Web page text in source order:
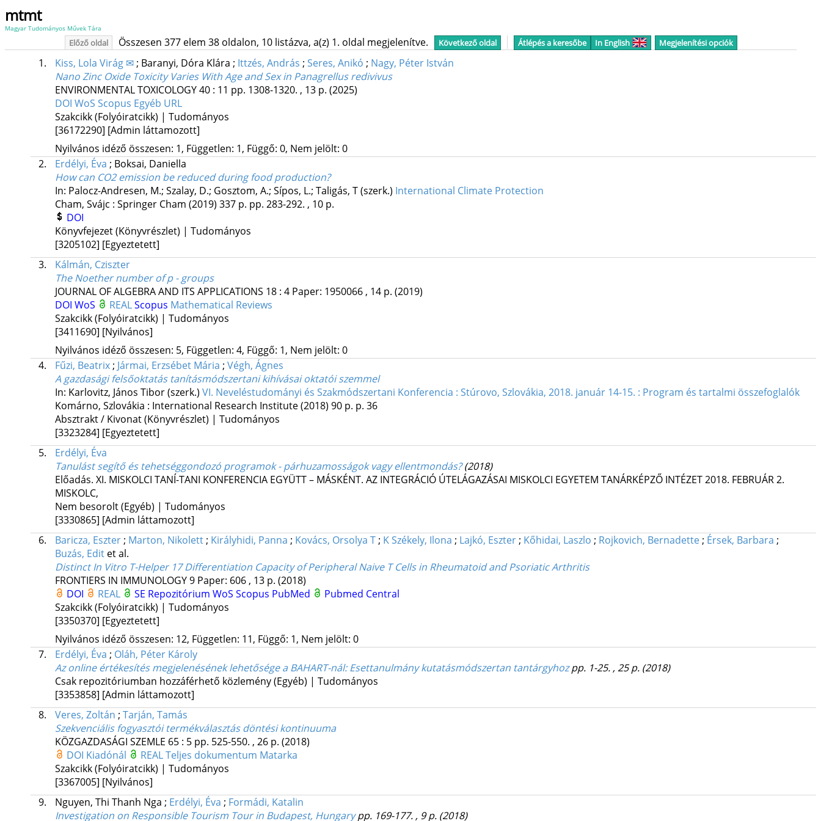
mtmt
Magyar Tudományos Művek Tára
Előző oldal Összesen 377 elem 38 oldalon, 10 listázva, a(z) 1. oldal megjelenítve. Következő oldal Átlépés a keresőbe In English Megjelenítési opciók
1. Kiss, Lola Virág ✉; Baranyi, Dóra Klára ; Ittzés, András ; Seres, Anikó ; Nagy, Péter István
Nano Zinc Oxide Toxicity Varies With Age and Sex in Panagrellus redivivus
ENVIRONMENTAL TOXICOLOGY40: 11 pp. 1308-1320. , 13 p. (2025)
DOI WoS Scopus Egyéb URL
Szakcikk (Folyóiratcikk) | Tudományos
[36172290] [Admin láttamozott]
Nyilvános idéző összesen: 1, Független: 1, Függő: 0, Nem jelölt: 0
2.
Erdélyi, Éva ; Boksai, Daniella
How can CO2 emission be reduced during food production?
In: Palocz-Andresen, M.; Szalay, D.; Gosztom, A.; Sípos, L.; Taligás, T (szerk.) International Climate Protection
Cham, Svájc : Springer Cham (2019) 337 p. pp. 283-292. , 10 p.
DOI
Könyvfejezet (Könyvrészlet) | Tudományos
[3205102] [Egyeztetett]
3.
Kálmán, Cziszter
The Noether number of p - groups
JOURNAL OF ALGEBRA AND ITS APPLICATIONS 18: 4 Paper: 1950066 , 14 p. (2019)
DOI WoS REALScopus Mathematical Reviews
Szakcikk (Folyóiratcikk) | Tudományos
[3411690] [Nyilvános]
Nyilvános idéző összesen: 5, Független: 4, Függő: 1, Nem jelölt: 0
4.
Fűzi, Beatrix; Jármai, Erzsébet Mária ; Végh, Ágnes
A gazdasági felsőoktatás tanításmódszertani kihívásai oktatói szemmel
In: Karlovitz, János Tibor (szerk.) VI. Neveléstudományi és Szakmódszertani Konferencia : Stúrovo, Szlovákia, 2018. január 14-15. : Program és tartalmi összefoglalók
Komárno, Szlovákia : International Research Institute(2018) 90 p. p. 36
Absztrakt / Kivonat (Könyvrészlet) | Tudományos
[3323284] [Egyeztetett]
5.
Erdélyi, Éva
Tanulást segítő és tehetséggondozó programok - párhuzamosságok vagy ellentmondás? (2018)
Előadás. XI. MISKOLCI TANÍ-TANI KONFERENCIA EGYÜTT – MÁSKÉNT. AZ INTEGRÁCIÓ ÚTELÁGAZÁSAI MISKOLCI EGYETEM TANÁRKÉPZŐ INTÉZET 2018. FEBRUÁR 2.
MISKOLC,
Nem besorolt (Egyéb) | Tudományos
[3330865] [Admin láttamozott]
6.
Baricza, Eszter; Marton, Nikolett; Királyhidi, Panna ; Kovács, Orsolya T; K Székely, Ilona ; Lajkó, Eszter; Kőhidai, Laszlo ; Rojkovich, Bernadette; Érsek, Barbara ;
Buzás, Edit et al.
Distinct In Vitro T-Helper 17 Differentiation Capacity of Peripheral Naive T Cells in Rheumatoid and Psoriatic Arthritis
FRONTIERS IN IMMUNOLOGY9 Paper: 606 , 13 p. (2018)
DOI
REAL SE Repozitórium WoS Scopus PubMed
Pubmed Central
Szakcikk (Folyóiratcikk) | Tudományos
[3350370] [Egyeztetett]
Nyilvános idéző összesen: 12, Független: 11, Függő: 1, Nem jelölt: 0
7.
Erdélyi, Éva ; Oláh, Péter Károly
Az online értékesítés megjelenésének lehetősége a BAHART-nál: Esettanulmány kutatásmódszertan tantárgyhoz pp. 1-25. , 25 p. (2018)
Csak repozitóriumban hozzáférhető közlemény (Egyéb) | Tudományos
[3353858] [Admin láttamozott]
8.
Veres, Zoltán ; Tarján, Tamás
Szekvenciális fogyasztói termékválasztás döntési kontinuuma
KÖZGAZDASÁGI SZEMLE 65: 5 pp. 525-550. , 26 p. (2018)
DOI Kiadónál REALTeljes dokumentum Matarka
Szakcikk (Folyóiratcikk) | Tudományos
[3367005] [Nyilvános]
9.
Nguyen, Thi Thanh Nga ; Erdélyi, Éva ; Formádi, Katalin
Investigation on Responsible Tourism Tour in Budapest, Hungary pp. 169-177. , 9 p. (2018)